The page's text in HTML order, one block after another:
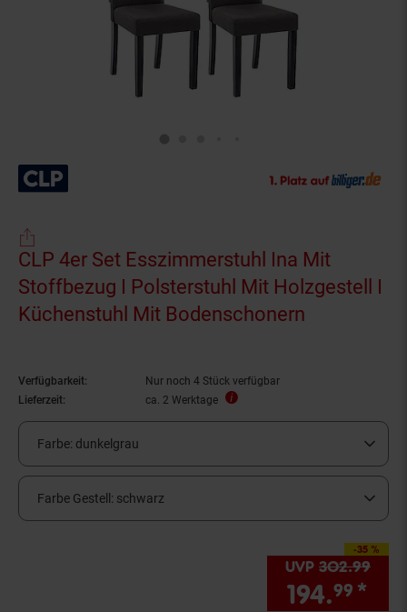
CLP 4er Set Esszimmerstuhl Ina Mit
Stoffbezug I Polsterstuhl Mit Holzgestell I
Küchenstuhl Mit Bodenschonern
Verfügbarkeit:
Nur noch 4 Stück verfügbar
Lieferzeit:
ca. 2 Werktage
Farbe: dunkelgrau
Farbe Gestell: schwarz
-35 %
Sie Sparen 35 Prozent,
UVP 302.99
194.99 *